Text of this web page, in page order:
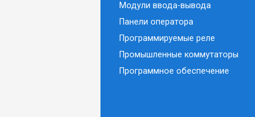
Модули ввода-вывода
Панели оператора
Программируемые реле
Промышленные коммутаторы
Программное обеспечение